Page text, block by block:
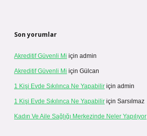
Son yorumlar
Akreditif Güvenli Mi için admin
Akreditif Güvenli Mi için Gülcan
1 Kişi Evde Sıkılınca Ne Yapabilir için admin
1 Kişi Evde Sıkılınca Ne Yapabilir için Sarsılmaz
Kadın Ve Aile Sağlığı Merkezinde Neler Yapılıyor